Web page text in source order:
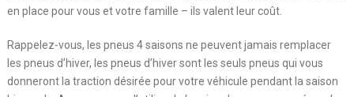
en place pour vous et votre famille – ils valent leur coût.
Rappelez-vous, les pneus 4 saisons ne peuvent jamais remplacer
les pneus d’hiver, les pneus d’hiver sont les seuls pneus qui vous
donneront la traction désirée pour votre véhicule pendant la saison